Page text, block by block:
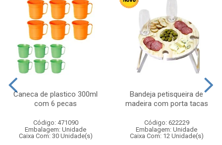
Caneca de plastico 300ml
com 6 pecas
Código: 471090
Embalagem: Unidade
Caixa Com: 30 Unidade(s)
Bandeja petisqueira de
madeira com porta tacas
Código: 622229
Embalagem: Unidade
Caixa Com: 12 Unidade(s)